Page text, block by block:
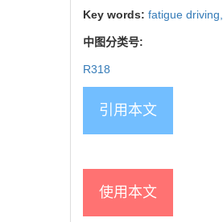
Key words: fatigue driving,
中图分类号:
R318
引用本文
使用本文